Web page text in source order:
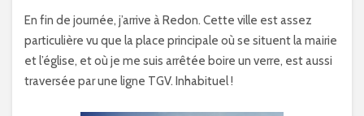
En fin de journée, j’arrive à Redon. Cette ville est assez
particulière vu que la place principale où se situent la mairie
et l’église, et où je me suis arrêtée boire un verre, est aussi
traversée par une ligne TGV. Inhabituel !